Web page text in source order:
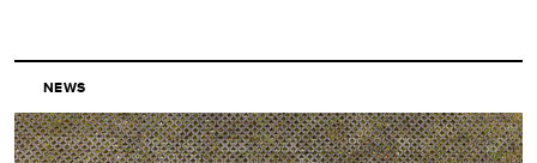
NEWS